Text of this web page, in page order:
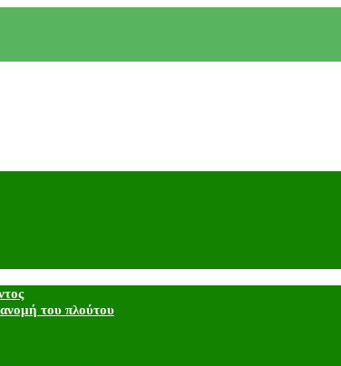
του πλούτου